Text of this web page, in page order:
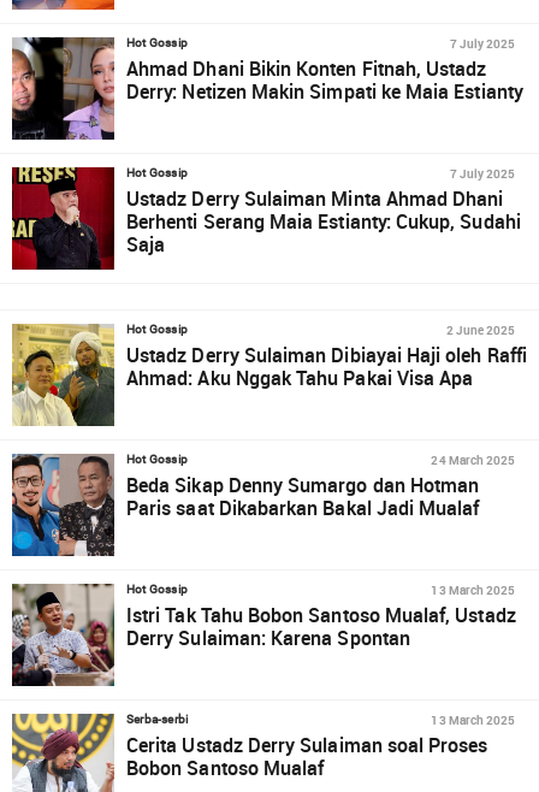
Hot Gossip 7 July 2025
Ahmad Dhani Bikin Konten Fitnah, Ustadz
Derry: Netizen Makin Simpati ke Maia Estianty
Hot Gossip 7 July 2025
Ustadz Derry Sulaiman Minta Ahmad Dhani
Berhenti Serang Maia Estianty: Cukup, Sudahi
Saja
Hot Gossip 2 June 2025
Ustadz Derry Sulaiman Dibiayai Haji oleh Raffi
Ahmad: Aku Nggak Tahu Pakai Visa Apa
Hot Gossip 24 March 2025
Beda Sikap Denny Sumargo dan Hotman
Paris saat Dikabarkan Bakal Jadi Mualaf
Hot Gossip 13 March 2025
Istri Tak Tahu Bobon Santoso Mualaf, Ustadz
Derry Sulaiman: Karena Spontan
Serba-serbi 13 March 2025
Cerita Ustadz Derry Sulaiman soal Proses
Bobon Santoso Mualaf